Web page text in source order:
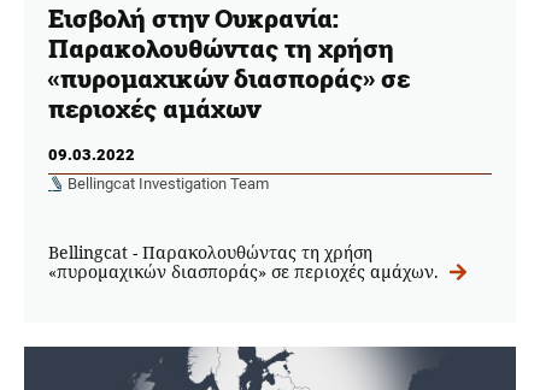
Εισβολή στην Ουκρανία:
Παρακολουθώντας τη χρήση
«πυρομαχικών διασποράς» σε
περιοχές αμάχων
09.03.2022
Bellingcat Investigation Team
Bellingcat - Παρακολουθώντας τη χρήση
«πυρομαχικών διασποράς» σε περιοχές αμάχων.